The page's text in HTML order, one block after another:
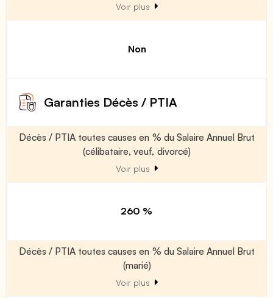
Voir plus
Non
Garanties Décès / PTIA
Décès / PTIA toutes causes en % du Salaire Annuel Brut
(célibataire, veuf, divorcé)
Voir plus
260 %
Décès / PTIA toutes causes en % du Salaire Annuel Brut
(marié)
Voir plus